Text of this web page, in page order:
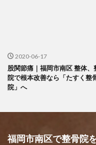
2020-06-17
股関節痛｜福岡市南区 整体、
院で根本改善なら「たすく整
院」へ
福岡市南区で整骨院